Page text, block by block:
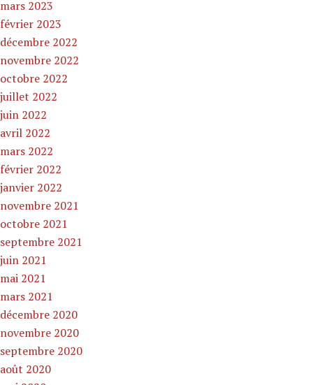
mars 2023
février 2023
décembre 2022
novembre 2022
octobre 2022
juillet 2022
juin 2022
avril 2022
mars 2022
février 2022
janvier 2022
novembre 2021
octobre 2021
septembre 2021
juin 2021
mai 2021
mars 2021
décembre 2020
novembre 2020
septembre 2020
août 2020